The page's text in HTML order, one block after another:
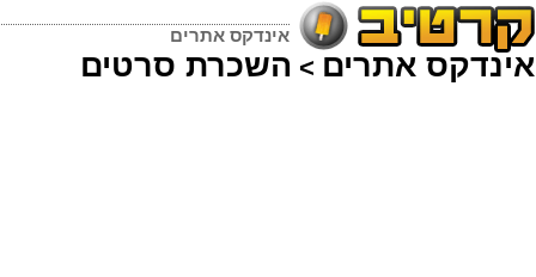
אינדקס אתרים
אינדקס אתרים > השכרת סרטים